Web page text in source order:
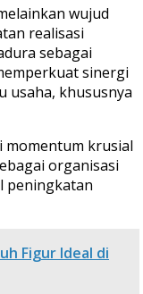
wujud
realisasi
sebagai
sinergi
usaha, khususnya
momentum krusial
organisasi
peningkatan
Figur Ideal di